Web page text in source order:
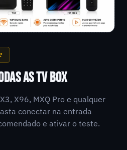
AS TV BOX
X96, MXQ Pro e qualquer
conectar na entrada
e ativar o teste.